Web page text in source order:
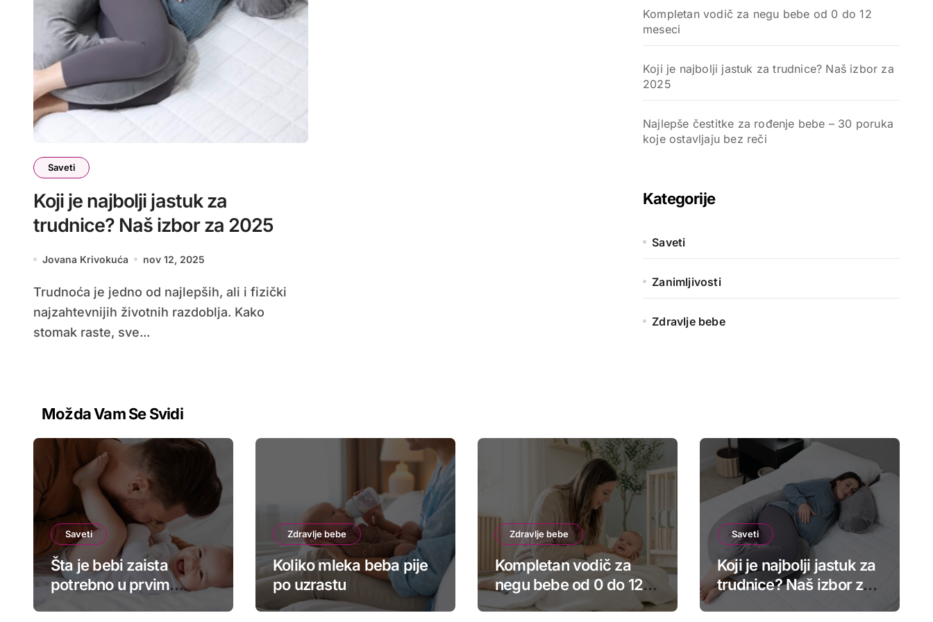
Saveti
Koji je najbolji jastuk za
trudnice? Naš izbor za 2025
Jovana Krivokuća nov 12, 2025
Trudnoća je jedno od najlepših, ali i fizički
najzahtevnijih životnih razdoblja. Kako
stomak raste, sve...
Kompletan vodič za negu bebe od 0 do 12
meseci
Koji je najbolji jastuk za trudnice? Naš izbor za
2025
Najlepše čestitke za rođenje bebe – 30 poruka
koje ostavljaju bez reči
Kategorije
Saveti
Zanimljivosti
Zdravlje bebe
Možda Vam Se Svidi
Saveti
Šta je bebi zaista
potrebno u prvim
Zdravlje bebe
Koliko mleka beba pije
po uzrastu
Zdravlje bebe
Kompletan vodič za
negu bebe od 0 do 12
meseci
Saveti
Koji je najbolji jastuk za
trudnice? Naš izbor za
2025